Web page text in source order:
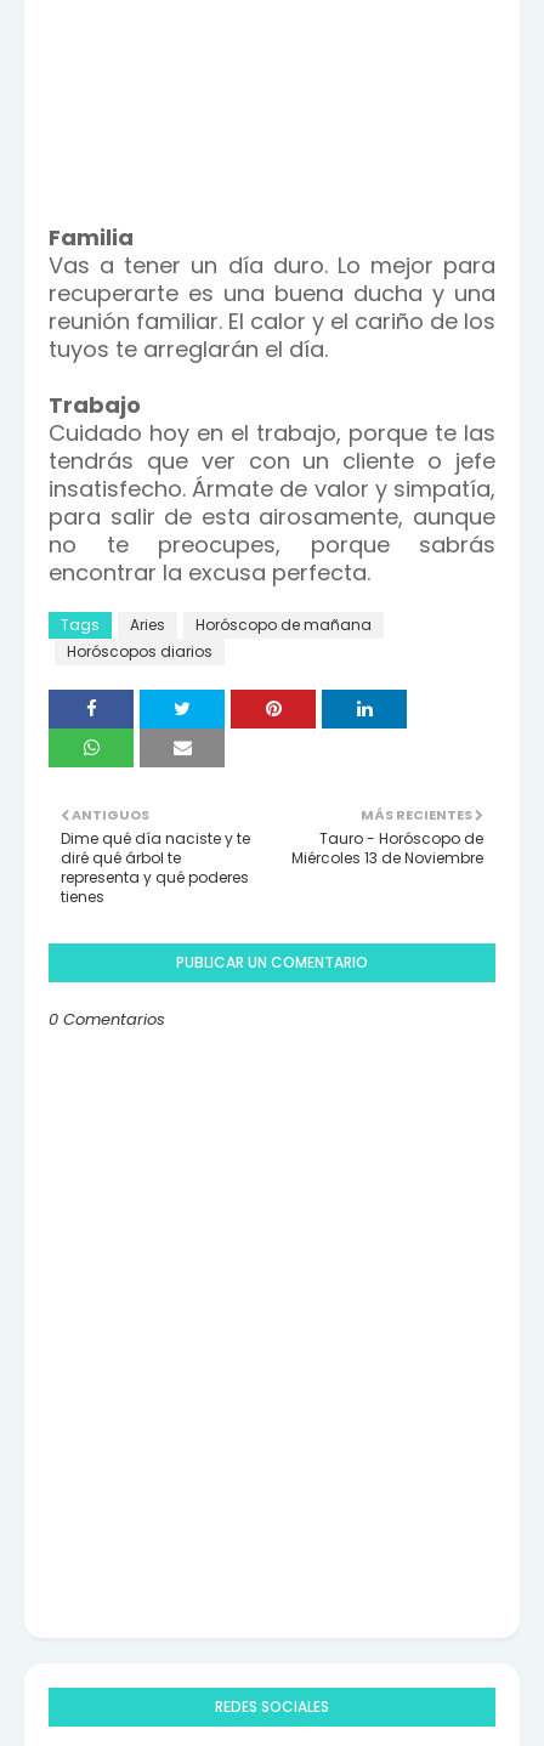
Familia
Vas a tener un día duro. Lo mejor para
recuperarte es una buena ducha y una
reunión familiar. El calor y el cariño de los
tuyos te arreglarán el día.
Trabajo
Cuidado hoy en el trabajo, porque te las
tendrás que ver con un cliente o jefe
insatisfecho. Ármate de valor y simpatía,
para salir de esta airosamente, aunque
no te preocupes, porque sabrás
encontrar la excusa perfecta.
Tags Aries
Horóscopo de mañana
Horóscopos diarios
MÁS RECIENTES
Tauro - Horóscopo de
Miércoles 13 de Noviembre
ANTIGUOS
Dime qué día naciste y te
diré qué árbol te
representa y qué poderes
tienes
PUBLICAR UN COMENTARIO
0 Comentarios
REDES SOCIALES